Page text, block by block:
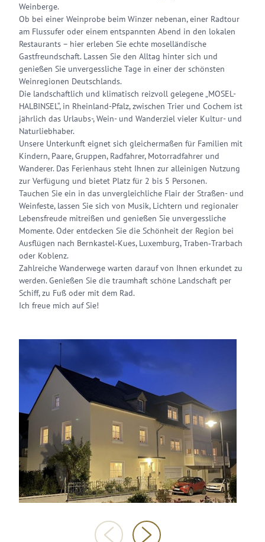
Weinberge.
Ob bei einer Weinprobe beim Winzer nebenan, einer Radtour
am Flussufer oder einem entspannten Abend in den lokalen
Restaurants – hier erleben Sie echte moselländische
Gastfreundschaft. Lassen Sie den Alltag hinter sich und
genießen Sie unvergessliche Tage in einer der schönsten
Weinregionen Deutschlands.
Die landschaftlich und klimatisch reizvoll gelegene „MOSEL-
HALBINSEL“, in Rheinland-Pfalz, zwischen Trier und Cochem ist
jährlich das Urlaubs-, Wein- und Wanderziel vieler Kultur- und
Naturliebhaber.
Unsere Unterkunft eignet sich gleichermaßen für Familien mit
Kindern, Paare, Gruppen, Radfahrer, Motorradfahrer und
Wanderer. Das Ferienhaus steht Ihnen zur alleinigen Nutzung
zur Verfügung und bietet Platz für 2 bis 5 Personen.
Tauchen Sie ein in das unvergleichliche Flair der Straßen- und
Weinfeste, lassen Sie sich von Musik, Lichtern und regionaler
Lebensfreude mitreißen und genießen Sie unvergessliche
Momente. Oder entdecken Sie die Schönheit der Region bei
Ausflügen nach Bernkastel‑Kues, Luxemburg, Traben‑Trarbach
oder Koblenz.
Zahlreiche Wanderwege warten darauf von Ihnen erkundet zu
werden. Genießen Sie die traumhaft schöne Landschaft per
Schiff, zu Fuß oder mit dem Rad.
Ich freue mich auf Sie!